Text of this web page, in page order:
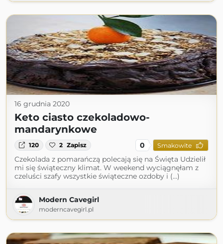
16 grudnia 2020
Keto ciasto czekoladowo-
mandarynkowe
120 2 Zapisz 0 Smakowite
Czekolada z pomarańczą polecają się na Święta Udzielił
mi się świąteczny klimat. W weekend wyciągnęłam z
czeluści szafy wszystkie świąteczne ozdoby i (...)
Modern Cavegirl
moderncavegirl.pl